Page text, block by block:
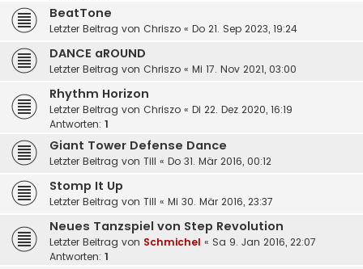
BeatTone
Letzter Beitrag von Chriszo « Do 21. Sep 2023, 19:24
DANCE aROUND
Letzter Beitrag von Chriszo « Mi 17. Nov 2021, 03:00
Rhythm Horizon
Letzter Beitrag von Chriszo « Di 22. Dez 2020, 16:19
Antworten: 1
Giant Tower Defense Dance
Letzter Beitrag von Till « Do 31. Mär 2016, 00:12
Stomp It Up
Letzter Beitrag von Till « Mi 30. Mär 2016, 23:37
Neues Tanzspiel von Step Revolution
Letzter Beitrag von Schmichel « Sa 9. Jan 2016, 22:07
Antworten: 1